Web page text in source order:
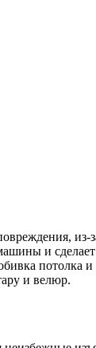
и
и велюр.